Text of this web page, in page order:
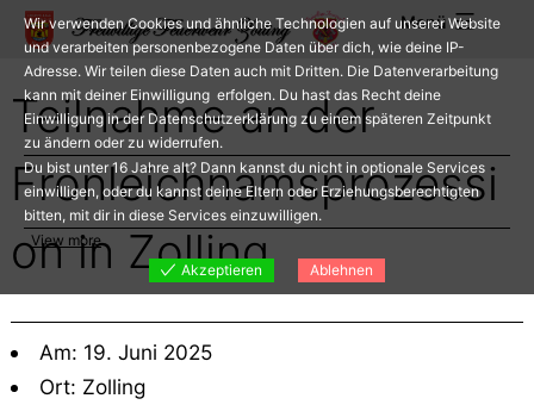
Zum
Inhalt
springen
Menü
Teilnahme an der
Fronleichnamsprozessi
on in Zolling
Am: 19. Juni 2025
Ort: Zolling
Wir verwenden Cookies und ähnliche Technologien auf unserer Website
und verarbeiten personenbezogene Daten über dich, wie deine IP-
Adresse. Wir teilen diese Daten auch mit Dritten. Die Datenverarbeitung
kann mit deiner Einwilligung erfolgen. Du hast das Recht deine
Einwilligung in der Datenschutzerklärung zu einem späteren Zeitpunkt
zu ändern oder zu widerrufen.
Du bist unter 16 Jahre alt? Dann kannst du nicht in optionale Services
einwilligen, oder du kannst deine Eltern oder Erziehungsberechtigten
bitten, mit dir in diese Services einzuwilligen.
View more
Akzeptieren
Ablehnen